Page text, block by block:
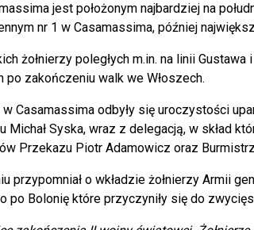
jest położonym najbardziej na
nr 1 w Casamassima, później
żołnierzy poległych m.in. na linii
po zakończeniu walk we Włoszech.
Casamassima odbyły się uroczystości
Michał Syska, wraz z delegacją, w skład
Przekazu Piotr Adamowicz oraz
przypomniał o wkładzie żołnierzy Armii
po Bolonię które przyczyniły się do